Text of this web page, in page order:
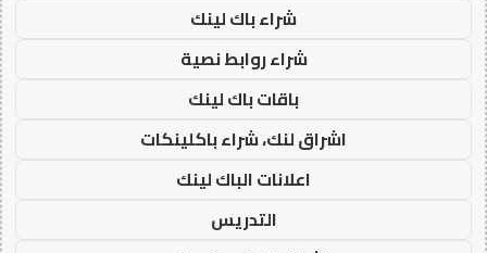
شراء باك لينك
شراء روابط نصية
باقات باك لينك
اشراق لنك، شراء باكلينكات
اعلانات الباك لينك
التدريس